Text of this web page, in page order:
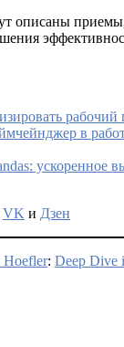
описаны
рабочий
в
ускоренное
VK и Дзен
Hoefler: Deep Dive